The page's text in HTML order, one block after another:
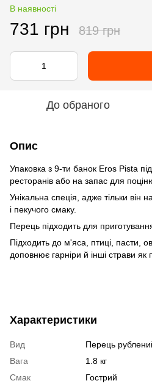
В наявності
731 грн 819 грн
До обраного
Опис
Упаковка з 9-ти банок Eros Pista
ресторанів або на запас для
Унікальна спеція, адже тільки він
і пекучого смаку.
Перець підходить для
Підходить до м'яса, птиці, пасти,
доповнює гарніри й інші страви як
Характеристики
Вид
Перець
Вага
1.8 кг
Смак
Гострий